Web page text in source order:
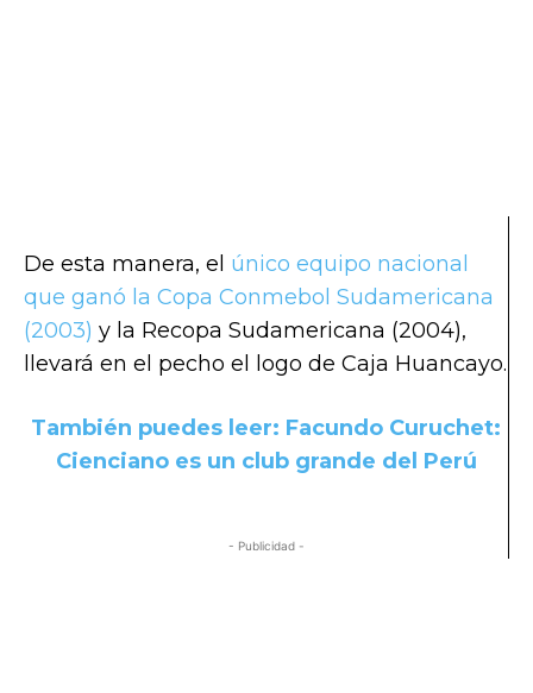
De esta manera, el único equipo nacional
que ganó la Copa Conmebol Sudamericana
(2003) y la Recopa Sudamericana (2004),
llevará en el pecho el logo de Caja Huancayo.
También puedes leer: Facundo Curuchet:
Cienciano es un club grande del Perú
- Publicidad -